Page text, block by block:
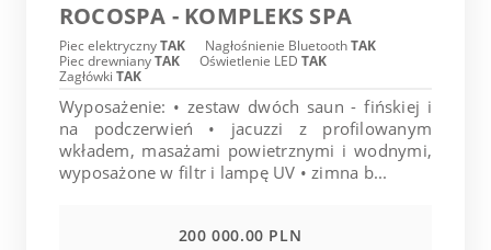
ROCOSPA - KOMPLEKS SPA
Piec elektrycznyTAK Nagłośnienie BluetoothTAK
Piec drewnianyTAK Oświetlenie LED TAK
Zagłówki TAK
Wyposażenie: • zestaw dwóch saun - fińskiej i
na podczerwień • jacuzzi z profilowanym
wkładem, masażami powietrznymi i wodnymi,
wyposażone w filtr i lampę UV • zimna b...
200 000.00 PLN